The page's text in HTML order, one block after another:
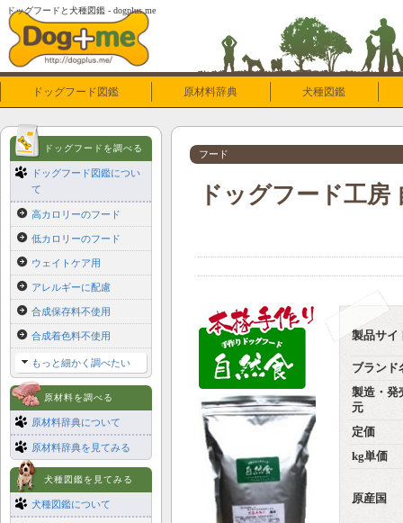
ドッグフードと犬種図鑑 - dogplus.me
ドッグフード図鑑 原材料辞典 犬種図鑑
フード
ドッグフード工房
製品サイ
ブランド
製造・発
元
定価
kg単価
原産国
ドッグフードを調べる
ドッグフード図鑑につい
て
高カロリーのフード
低カロリーのフード
ウェイトケア用
アレルギーに配慮
合成保存料不使用
合成着色料不使用
もっと細かく調べたい
原材料を調べる
原材料辞典について
原材料辞典を見てみる
犬種図鑑を見てみる
犬種図鑑について